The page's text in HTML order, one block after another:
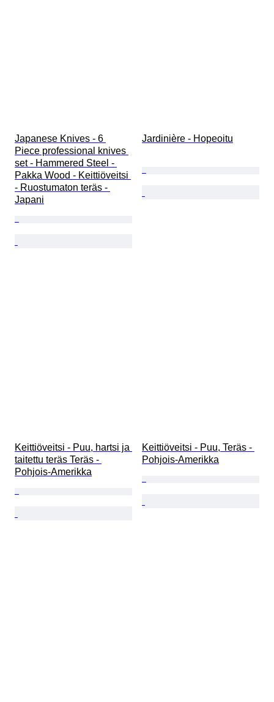
Japanese Knives - 6
Piece professional knives
set - Hammered Steel -
Pakka Wood - Keittiöveitsi
- Ruostumaton teräs -
Japani
Jardinière - Hopeoitu
Keittiöveitsi - Puu, hartsi ja
taitettu teräs Teräs -
Pohjois-Amerikka
Keittiöveitsi - Puu, Teräs -
Pohjois-Amerikka